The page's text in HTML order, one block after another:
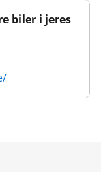
biler i jeres